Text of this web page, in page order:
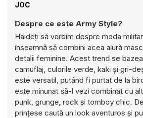
JOC
Despre ce este Army Style?
Haideți să vorbim despre moda
înseamnă să combini acea alură
detalii feminine. Acest trend se
camuflaj, culorile verde, kaki și gri-
este versatil, putând fi purtat de la
este minunat să-l vezi combinat cu
punk, grunge, rock și tomboy chic.
prințese caută un look aventuros și